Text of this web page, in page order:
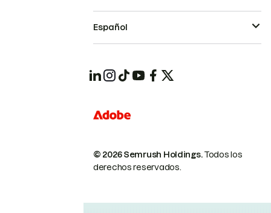
© 2026 Semrush Holdings.Todos los
derechos reservados.
Español